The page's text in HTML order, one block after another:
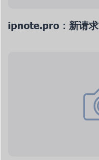
ipnote.pro：新请求